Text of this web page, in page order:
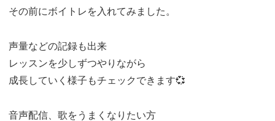
その前にボイトレを入れてみました。
声量などの記録も出来
レッスンを少しずつやりながら
成長していく様子もチェックできます💞
音声配信、歌をうまくなりたい方